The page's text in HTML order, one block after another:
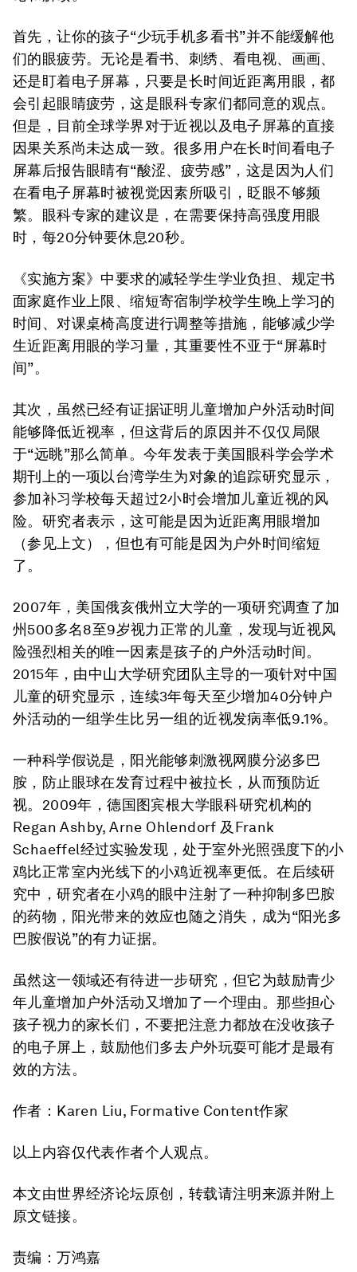
首先，让你的孩子“少玩手机多看书”并不能缓解他
们的眼疲劳。 无论是看书、刺绣、看电视、画画、
还是盯着电子屏幕，只要是长时间近距离用眼，都
会引起眼睛疲劳，这是眼科专家们都同意的观点。
但是，目前全球学界对于近视以及电子屏幕的直接
因果关系尚未达成一致。很多用户在长时间看电子
屏幕后报告眼睛有“酸涩、疲劳感”，这是因为人们
在看电子屏幕时被视觉因素所吸引，眨眼不够频
繁。 眼科专家的建议是，在需要保持高强度用眼
时，每20分钟要休息20秒。
《实施方案》中要求的减轻学生学业负担、规定书
面家庭作业上限、缩短寄宿制学校学生晚上学习的
时间、对课桌椅高度进行调整等措施，能够减少学
生近距离用眼的学习量，其重要性不亚于“屏幕时
间”。
其次，虽然已经有证据证明儿童增加户外活动时间
能够降低近视率，但这背后的原因并不仅仅局限
于“远眺”那么简单。今年发表于美国眼科学会学术
期刊上的一项以台湾学生为对象的追踪研究显示，
参加补习学校每天超过2小时会增加儿童近视的风
险。研究者表示，这可能是因为近距离用眼增加
（参见上文），但也有可能是因为户外时间缩短
了。
2007年，美国俄亥俄州立大学的一项研究调查了加
州500多名8至9岁视力正常的儿童，发现与近视风
险强烈相关的唯一因素是孩子的户外活动时间。
2015年，由中山大学研究团队主导的一项针对中国
儿童的研究显示，连续3年每天至少增加40分钟户
外活动的一组学生比另一组的近视发病率低9.1%。
一种科学假说是，阳光能够刺激视网膜分泌多巴
胺，防止眼球在发育过程中被拉长，从而预防近
视。 2009年，德国图宾根大学眼科研究机构的
Regan Ashby, Arne Ohlendorf 及Frank
Schaeffel经过实验发现，处于室外光照强度下的小
鸡比正常室内光线下的小鸡近视率更低。在后续研
究中，研究者在小鸡的眼中注射了一种抑制多巴胺
的药物，阳光带来的效应也随之消失，成为“阳光多
巴胺假说”的有力证据。
虽然这一领域还有待进一步研究，但它为鼓励青少
年儿童增加户外活动又增加了一个理由。那些担心
孩子视力的家长们，不要把注意力都放在没收孩子
的电子屏上，鼓励他们多去户外玩耍可能才是最有
效的方法。
作者：Karen Liu, Formative Content作家
以上内容仅代表作者个人观点。
本文由世界经济论坛原创，转载请注明来源并附上
原文链接。
责编：万鸿嘉